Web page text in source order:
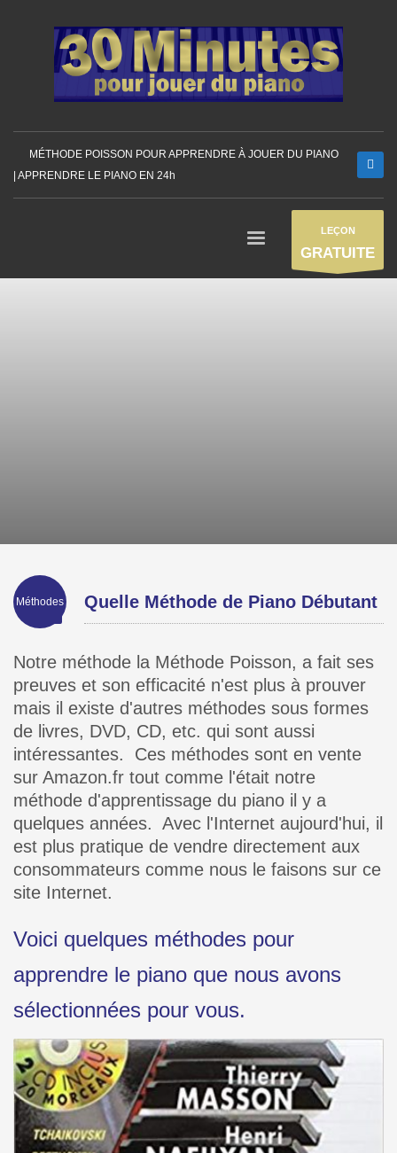
MÉTHODE POISSON POUR APPRENDRE À JOUER DU PIANO
| APPRENDRE LE PIANO EN 24h
LEÇON
GRATUITE
Méthodes Quelle Méthode de Piano Débutant
Choisir ?
Notre méthode la Méthode Poisson, a fait ses
preuves et son efficacité n'est plus à prouver
mais il existe d'autres méthodes sous formes
de livres, DVD, CD, etc. qui sont aussi
intéressantes. Ces méthodes sont en vente
sur Amazon.fr tout comme l'était notre
méthode d'apprentissage du piano il y a
quelques années. Avec l'Internet aujourd'hui, il
est plus pratique de vendre directement aux
consommateurs comme nous le faisons sur ce
site Internet.
Voici quelques méthodes pour
apprendre le piano que nous avons
sélectionnées pour vous.